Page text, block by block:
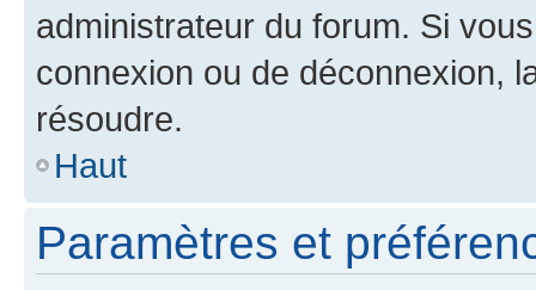
administrateur du forum. Si
connexion ou de déconnexion,
résoudre.
Haut
Paramètres et